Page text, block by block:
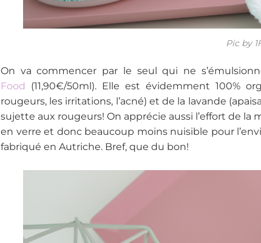
Pic by
On va commencer par le seul qui ne
Food
(11,90€/50ml). Elle est évidemment 100%
rougeurs, les irritations, l’acné) et de la lavande
sujette aux rougeurs! On apprécie aussi l’effort de
en verre et donc beaucoup moins nuisible pour
fabriqué en Autriche. Bref, que du bon!